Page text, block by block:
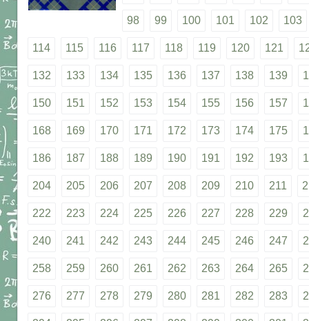
98 99 100 101 102 103
114 115 116 117 118 119 120 121
132 133 134 135 136 137 138 139
150 151 152 153 154 155 156 157
168 169 170 171 172 173 174 175
186 187 188 189 190 191 192 193
204 205 206 207 208 209 210 211
222 223 224 225 226 227 228 229
240 241 242 243 244 245 246 247
258 259 260 261 262 263 264 265
276 277 278 279 280 281 282 283